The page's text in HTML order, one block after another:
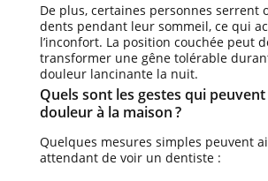
De plus, certaines personnes serrent
dents pendant leur sommeil, ce qui
l’inconfort. La position couchée peut
transformer une gêne tolérable
douleur lancinante la nuit.
Quels sont les gestes qui
douleur à la maison?
Quelques mesures simples peuvent
attendant de voir un dentiste :